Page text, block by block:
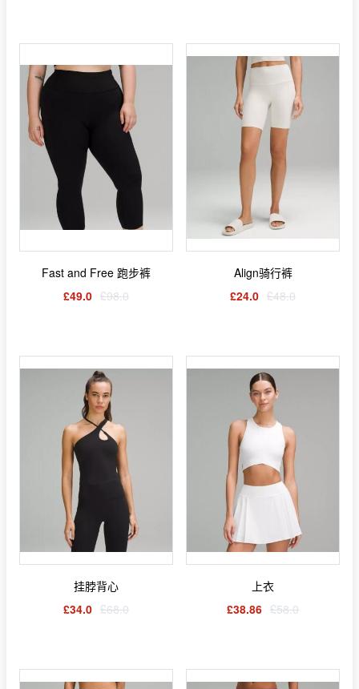
Fast and Free 跑步裤
£49.0 £98.0
Align骑行裤
£24.0 £48.0
挂脖背心
£34.0 £68.0
上衣
£38.86 £58.0